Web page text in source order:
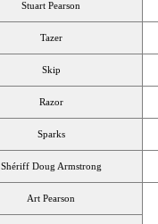
Stuart Pearson
Tazer
Skip
Razor
Sparks
Shériff Doug Armstrong
Art Pearson